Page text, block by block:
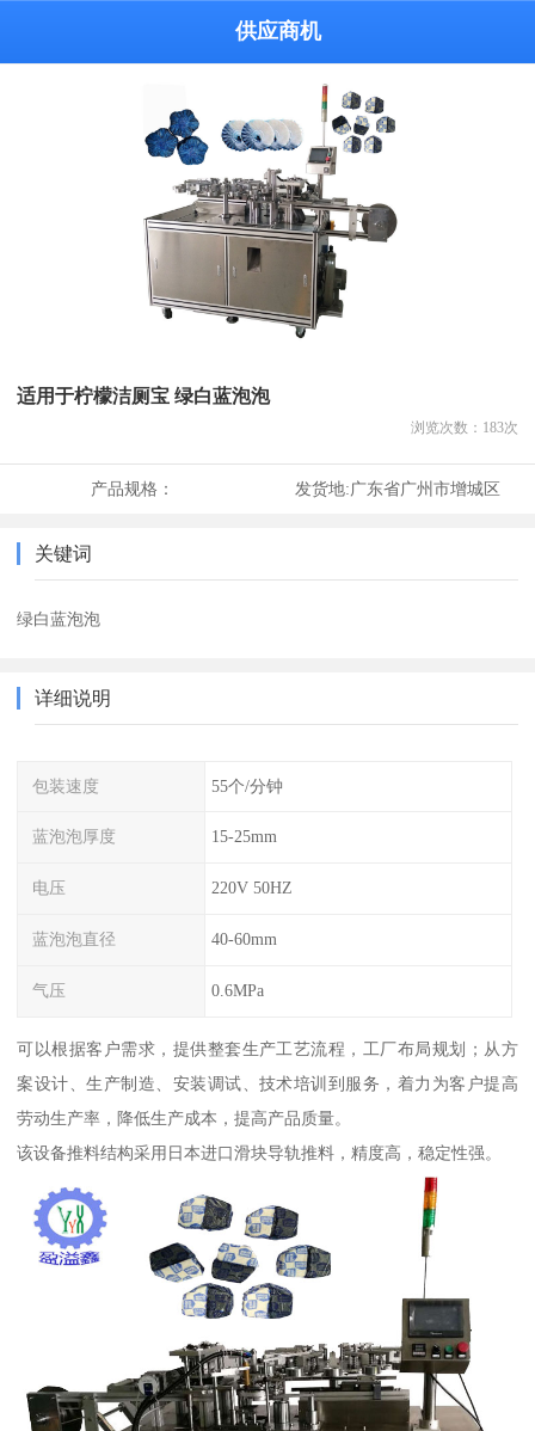
供应商机
适用于柠檬洁厕宝 绿白蓝泡泡
浏览次数： 183次
产品规格： 发货地:广东省广州市增城区
关键词
绿白蓝泡泡
详细说明
包装速度 55个/分钟
蓝泡泡厚度 15-25mm
电压 220V 50HZ
蓝泡泡直径 40-60mm
气压 0.6MPa
可以根据客户需求，提供整套生产工艺流程，工厂布局规划；从方
案设计、生产制造、安装调试、技术培训到服务，着力为客户提高
劳动生产率，降低生产成本，提高产品质量。
该设备推料结构采用日本进口滑块导轨推料，精度高，稳定性强。